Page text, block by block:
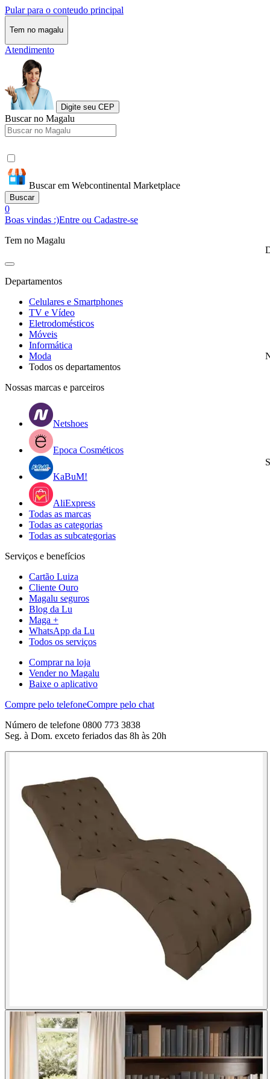
Pular para o conteudo principal
Tem no magalu
Atendimento
Digite seu CEP
Buscar no Magalu
Buscar em Webcontinental Marketplace
Buscar
0
Boas vindas :)Entre ou Cadastre-se
Tem no Magalu
Departamentos
Celulares e Smartphones
TV e Vídeo
Eletrodomésticos
Móveis
Informática
Moda
Todos os departamentos
Nossas marcas e parceiros
Netshoes
Epoca Cosméticos
KaBuM!
AliExpress
Todas as marcas
Todas as categorias
Todas as subcategorias
Serviços e benefícios
Cartão Luiza
Cliente Ouro
Magalu seguros
Blog da Lu
Maga +
WhatsApp da Lu
Todos os serviços
Comprar na loja
Vender no Magalu
Baixe o aplicativo
Compre pelo telefoneCompre pelo chat
Número de telefone 0800 773 3838
Seg. à Dom. exceto feriados das 8h às 20h